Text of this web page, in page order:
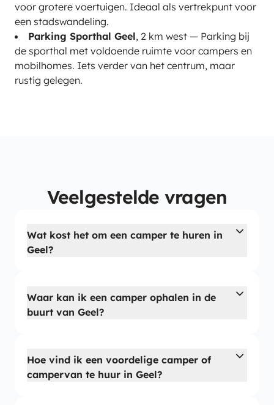
voor grotere voertuigen. Ideaal als vertrekpunt voor
een stadswandeling.
Parking Sporthal Geel, 2 km west — Parking bij
de sporthal met voldoende ruimte voor campers en
mobilhomes. Iets verder van het centrum, maar
rustig gelegen.
Veelgestelde vragen
Wat kost het om een camper te huren in
Geel?
Waar kan ik een camper ophalen in de
buurt van Geel?
Hoe vind ik een voordelige camper of
campervan te huur in Geel?